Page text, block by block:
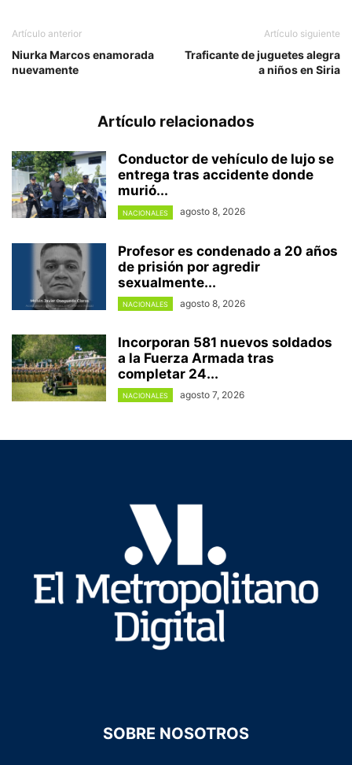
Artículo anterior
Niurka Marcos enamorada
nuevamente
Artículo siguiente
Traficante de juguetes alegra
a niños en Siria
Artículo relacionados
Conductor de vehículo de lujo se
entrega tras accidente donde
murió...
NACIONALES agosto 8, 2026
Profesor es condenado a 20 años
de prisión por agredir
sexualmente...
NACIONALES agosto 8, 2026
Incorporan 581 nuevos soldados
a la Fuerza Armada tras
completar 24...
NACIONALES agosto 7, 2026
SOBRE NOSOTROS